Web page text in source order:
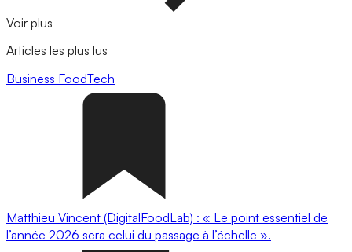
Voir plus
Articles les plus lus
Business FoodTech
Matthieu Vincent (DigitalFoodLab) : « Le point essentiel de
l’année 2026 sera celui du passage à l’échelle ».